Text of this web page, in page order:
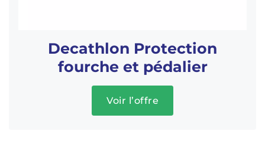
Decathlon Protection
fourche et pédalier
Voir l’offre